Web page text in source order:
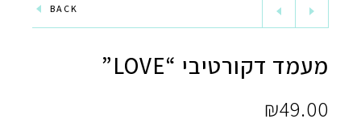
BACK
מעמד דקורטיבי “LOVE”
₪49.00